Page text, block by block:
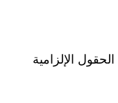
الحقول الإلزامية